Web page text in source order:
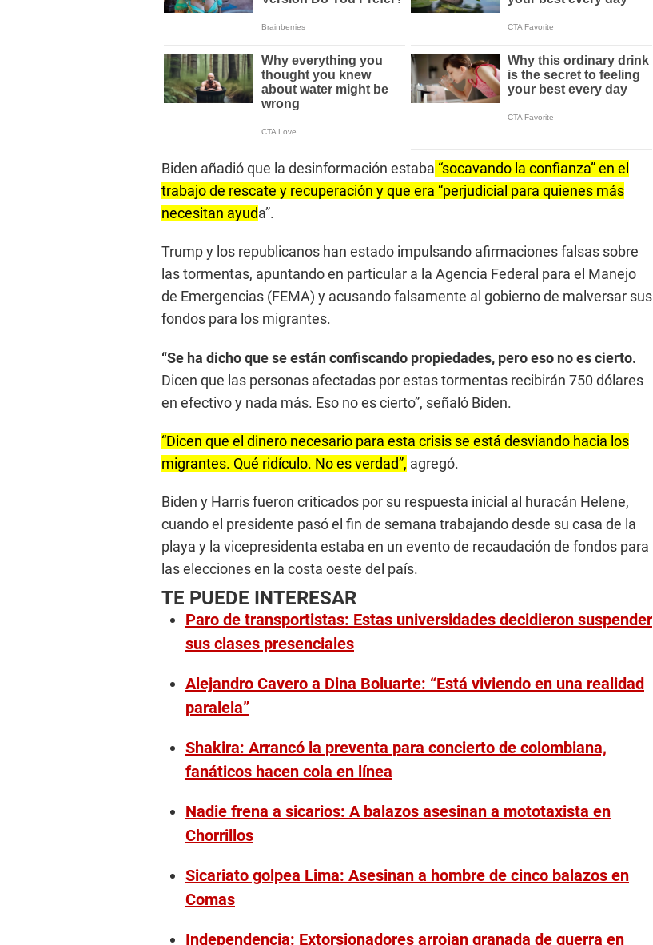
Biden añadió que la desinformación estaba “socavando la confianza” en el
trabajo de rescate y recuperación y que era “perjudicial para quienes más
necesitan ayuda”.
Trump y los republicanos han estado impulsando afirmaciones falsas sobre
las tormentas, apuntando en particular a la Agencia Federal para el Manejo
de Emergencias (FEMA) y acusando falsamente al gobierno de malversar sus
fondos para los migrantes.
“Se ha dicho que se están confiscando propiedades, pero eso no es cierto.
Dicen que las personas afectadas por estas tormentas recibirán 750 dólares
en efectivo y nada más. Eso no es cierto”, señaló Biden.
“Dicen que el dinero necesario para esta crisis se está desviando hacia los
migrantes. Qué ridículo. No es verdad”, agregó.
Biden y Harris fueron criticados por su respuesta inicial al huracán Helene,
cuando el presidente pasó el fin de semana trabajando desde su casa de la
playa y la vicepresidenta estaba en un evento de recaudación de fondos para
las elecciones en la costa oeste del país.
TE PUEDE INTERESAR
Paro de transportistas: Estas universidades decidieron suspender
sus clases presenciales
Alejandro Cavero a Dina Boluarte: “Está viviendo en una realidad
paralela”
Shakira: Arrancó la preventa para concierto de colombiana,
fanáticos hacen cola en línea
Nadie frena a sicarios: A balazos asesinan a mototaxista en
Chorrillos
Sicariato golpea Lima: Asesinan a hombre de cinco balazos en
Comas
Independencia: Extorsionadores arrojan granada de guerra en